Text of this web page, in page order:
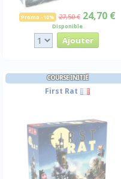
Promo -10% 27,50 € 24,70 €
Disponible
COURSE INITIÉ
First Rat